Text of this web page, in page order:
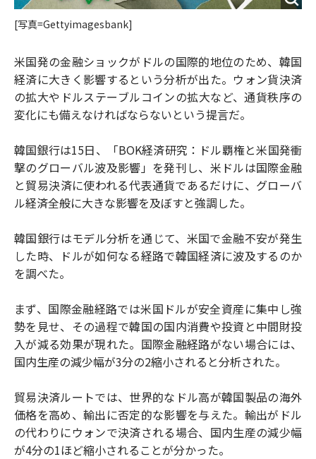
[写真=Gettyimagesbank]
米国発の金融ショックがドルの国際的地位のため、韓国
経済に大きく影響するという分析が出た。ウォン貨決済
の拡大やドルステーブルコインの拡大など、通貨秩序の
変化にも備えなければならないという提言だ。
韓国銀行は15日、「BOK経済研究：ドル覇権と米国発衝
撃のグローバル波及影響」を発刊し、米ドルは国際金融
と貿易決済に使われる代表通貨であるだけに、グローバ
ル経済全般に大きな影響を及ぼすと強調した。
韓国銀行はモデル分析を通じて、米国で金融不安が発生
した時、ドルが如何なる経路で韓国経済に波及するのか
を調べた。
まず、国際金融経路では米国ドルが安全資産に集中し強
勢を見せ、その過程で韓国の国内消費や投資と中間財投
入が減る効果が現れた。国際金融経路がない場合には、
国内生産の減少幅が3分の2縮小されると分析された。
貿易決済ルートでは、世界的なドル高が韓国製品の海外
価格を高め、輸出に否定的な影響を与えた。輸出がドル
の代わりにウォンで決済される場合、国内生産の減少幅
が4分の1ほど縮小されることが分かった。